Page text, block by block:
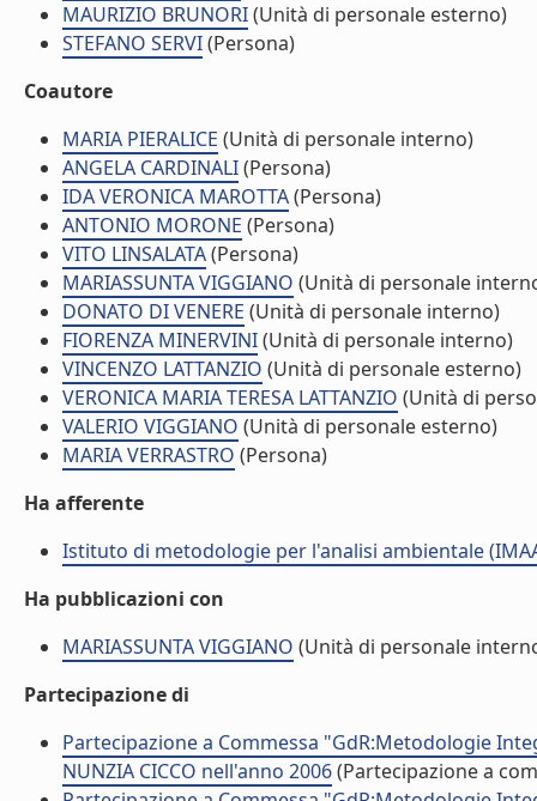
MAURIZIO BRUNORI(Unità di personale esterno)
STEFANO SERVI(Persona)
Coautore
MARIA PIERALICE (Unità di personale interno)
ANGELA CARDINALI(Persona)
IDA VERONICA MAROTTA(Persona)
ANTONIO MORONE (Persona)
VITO LINSALATA(Persona)
MARIASSUNTA VIGGIANO (Unità di personale
DONATO DI VENERE (Unità di personale interno)
FIORENZA MINERVINI(Unità di personale interno)
VINCENZO LATTANZIO (Unità di personale esterno)
VERONICA MARIA TERESA LATTANZIO (Unità di
VALERIO VIGGIANO (Unità di personale esterno)
MARIA VERRASTRO (Persona)
Ha afferente
Istituto di metodologie per l'analisi ambientale
Ha pubblicazioni con
MARIASSUNTA VIGGIANO (Unità di personale
Partecipazione di
Partecipazione a Commessa "GdR:Metodologie
NUNZIA CICCO nell'anno 2006(Partecipazione a